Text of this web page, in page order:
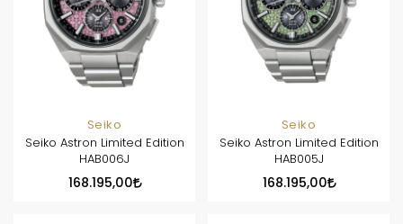
Seiko
Seiko Astron Limited Edition
HAB006J
168.195,00
Seiko
Seiko Astron Limited Edition
HAB005J
168.195,00